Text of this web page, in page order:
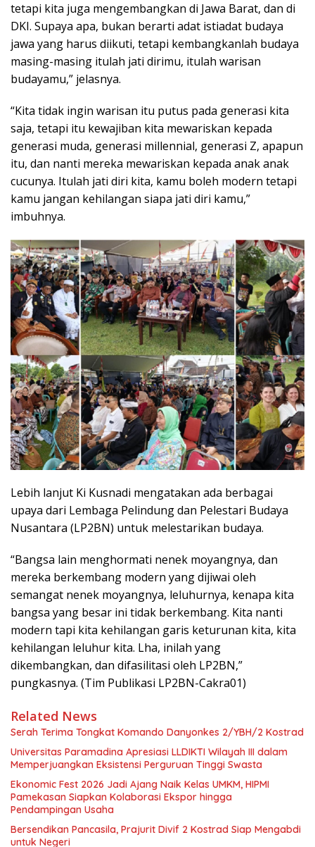
tetapi kita juga mengembangkan di Jawa Barat, dan di
DKI. Supaya apa, bukan berarti adat istiadat budaya
jawa yang harus diikuti, tetapi kembangkanlah budaya
masing-masing itulah jati dirimu, itulah warisan
budayamu,” jelasnya.
“Kita tidak ingin warisan itu putus pada generasi kita
saja, tetapi itu kewajiban kita mewariskan kepada
generasi muda, generasi millennial, generasi Z, apapun
itu, dan nanti mereka mewariskan kepada anak anak
cucunya. Itulah jati diri kita, kamu boleh modern tetapi
kamu jangan kehilangan siapa jati diri kamu,”
imbuhnya.
Lebih lanjut Ki Kusnadi mengatakan ada berbagai
upaya dari Lembaga Pelindung dan Pelestari Budaya
Nusantara (LP2BN) untuk melestarikan budaya.
“Bangsa lain menghormati nenek moyangnya, dan
mereka berkembang modern yang dijiwai oleh
semangat nenek moyangnya, leluhurnya, kenapa kita
bangsa yang besar ini tidak berkembang. Kita nanti
modern tapi kita kehilangan garis keturunan kita, kita
kehilangan leluhur kita. Lha, inilah yang
dikembangkan, dan difasilitasi oleh LP2BN,”
pungkasnya. (Tim Publikasi LP2BN-Cakra01)
Related News
Serah Terima Tongkat Komando Danyonkes 2/YBH/2 Kostrad
Universitas Paramadina Apresiasi LLDIKTI Wilayah III dalam
Memperjuangkan Eksistensi Perguruan Tinggi Swasta
Ekonomic Fest 2026 Jadi Ajang Naik Kelas UMKM, HIPMI
Pamekasan Siapkan Kolaborasi Ekspor hingga
Pendampingan Usaha
Bersendikan Pancasila, Prajurit Divif 2 Kostrad Siap Mengabdi
untuk Negeri